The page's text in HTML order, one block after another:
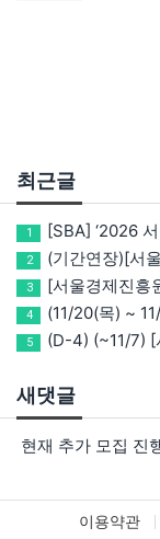
최근글
1 [SBA] ‘2026 서
2 (기간연장)[서울경제진흥원]
3 [서울경제진흥원] 2026
4 (11/20(목) ~ 11/21(금 판교)
5 (D-4) (~11/7) [서울경제진흥원
새댓글
현재 추가 모집 진행 중에 있습니다! 아래 링크로
이용약관